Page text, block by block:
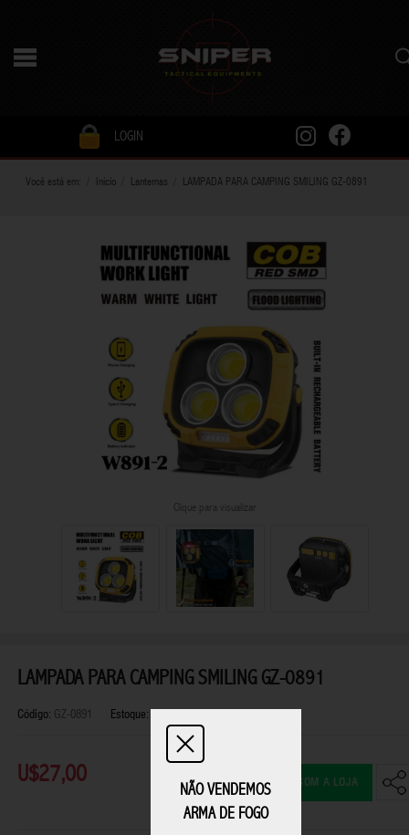
NÃO VENDEMOS
ARMA DE FOGO
LOGIN
Você está em: Início Lanternas LAMPADA PARA CAMPING SMILING GZ-0891
Clique para visualizar
LAMPADA PARA CAMPING SMILING GZ-0891
Código: GZ-0891 Estoque: Disponível
U$27,00 FALAR COM A LOJA